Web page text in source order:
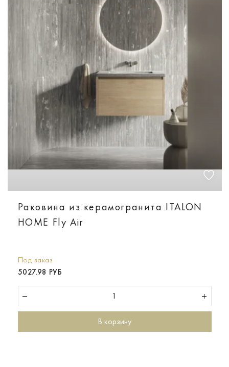
Раковина из керамогранита ITALON
HOME Fly Air
Под заказ
5027.98 РУБ
В корзину